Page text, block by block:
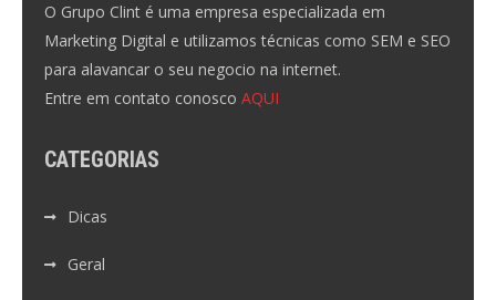
O Grupo Clint é uma empresa especializada em
Marketing Digital e utilizamos técnicas como SEM e SEO
para alavancar o seu negocio na internet.
Entre em contato conosco AQUI
CATEGORIAS
Dicas
Geral